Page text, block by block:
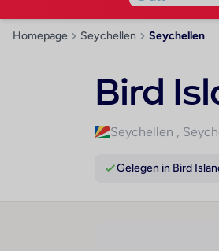
Homepage Seychellen Seychellen
Bird
Seychellen ,
Gelegen in Bird